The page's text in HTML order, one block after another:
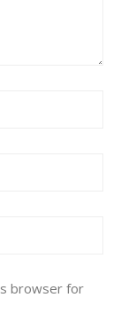
browser for